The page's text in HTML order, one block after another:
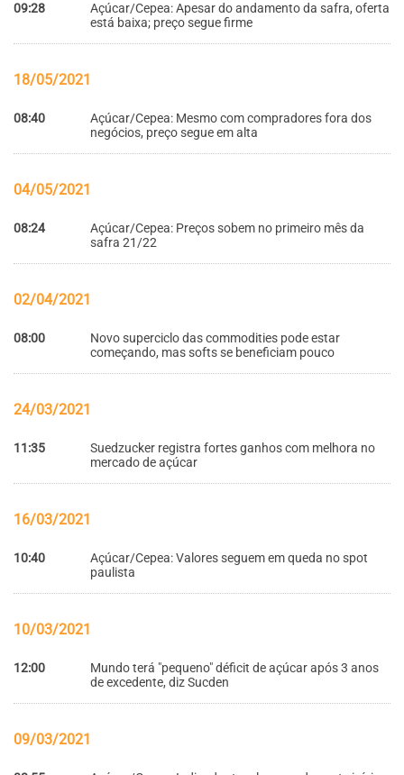
09:28
Açúcar/Cepea: Apesar do andamento da safra, oferta
está baixa; preço segue firme
18/05/2021
08:40
Açúcar/Cepea: Mesmo com compradores fora dos
negócios, preço segue em alta
04/05/2021
08:24
Açúcar/Cepea: Preços sobem no primeiro mês da
safra 21/22
02/04/2021
08:00
Novo superciclo das commodities pode estar
começando, mas softs se beneficiam pouco
24/03/2021
11:35
Suedzucker registra fortes ganhos com melhora no
mercado de açúcar
16/03/2021
10:40
Açúcar/Cepea: Valores seguem em queda no spot
paulista
10/03/2021
12:00
Mundo terá "pequeno" déficit de açúcar após 3 anos
de excedente, diz Sucden
09/03/2021